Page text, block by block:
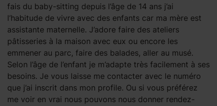
fais du baby-sitting depuis l’âge de 14 ans j’ai
l’habitude de vivre avec des enfants car ma mère est
assistante maternelle. J’adore faire des ateliers
pâtisseries à la maison avec eux ou encore les
emmener au parc, faire des balades, aller au musé.
Selon l’âge de l’enfant je m’adapte très facilement à ses
besoins. Je vous laisse me contacter avec le numéro
que j’ai inscrit dans mon profile. Ou si vous préférez
me voir en vrai nous pouvons nous donner rendez-